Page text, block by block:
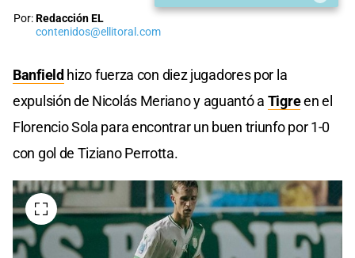
Por:Redacción EL
contenidos@ellitoral.com
Banfieldhizo fuerza con diez jugadores por la
expulsión de Nicolás Meriano y aguantó a Tigreen el
Florencio Sola para encontrar un buen triunfo por 1-0
con gol de Tiziano Perrotta.